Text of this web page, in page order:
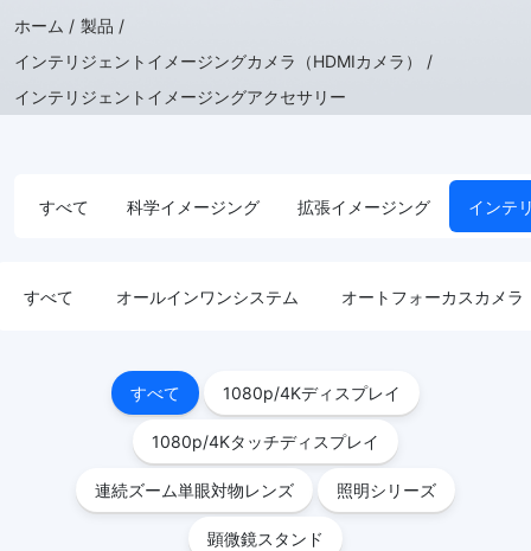
ホーム / 製品 /
インテリジェントイメージングカメラ（HDMIカメラ） /
インテリジェントイメージングアクセサリー
すべて 科学イメージング 拡張イメージング インテ
すべて オールインワンシステム オートフォーカスカメラ
すべて 1080p/4Kディスプレイ
1080p/4Kタッチディスプレイ
連続ズーム単眼対物レンズ 照明シリーズ
顕微鏡スタンド